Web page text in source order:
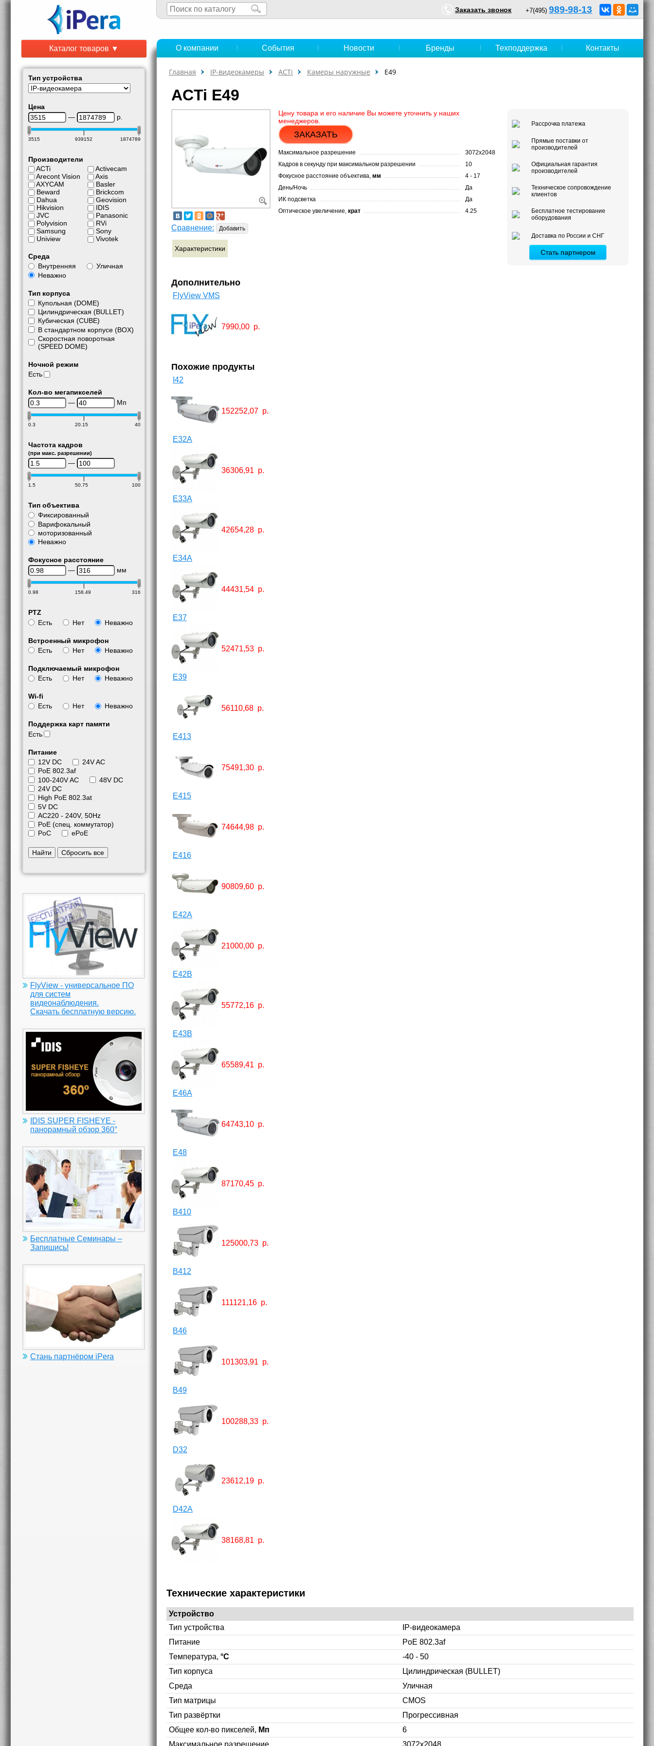
+7(495) 989-98-13
Заказать звонок
Каталог товаров ▼
Тип устройства
Цена
—
р.
3515 939152 1874789
Производители
ACTi
Arecont Vision
AXYCAM
Beward
Dahua
Hikvision
JVC
Polyvision
Samsung
Uniview
Activecam
Axis
Basler
Brickcom
Geovision
IDIS
Panasonic
RVi
Sony
Vivotek
Среда
Внутренняя
Уличная
Неважно
Тип корпуса
Купольная (DOME)
Цилиндрическая (BULLET)
Кубическая (CUBE)
В стандартном корпусе (BOX)
Скоростная поворотная
(SPEED DOME)
Ночной режим
Есть
Кол-во мегапикселей
—
Мп
0.3 20.15 40
Частота кадров
(при макс. разрешении)
—
1.5 50.75 100
Тип объектива
Фиксированный
Варифокальный
моторизованный
Неважно
Фокусное расстояние
—
мм
0.98 158.49 316
PTZ
Есть
Нет Неважно
Встроенный микрофон
Есть
Нет Неважно
Подключаемый микрофон
Есть
Нет Неважно
Wi-fi
Есть
Нет Неважно
Поддержка карт памяти
Есть
Питание
12V DC
24V AC
PoE 802.3af
100-240V AC
48V DC
24V DC
High PoE 802.3at
5V DC
АС220 - 240V, 50Hz
PoE (спец. коммутатор)
PoC
ePoE
Найти Сбросить все
FlyView - универсальное ПО
для систем
видеонаблюдения.
Скачать бесплатную версию.
IDIS SUPER FISHEYE -
панорамный обзор 360°
Бесплатные Семинары –
Запишись!
Стань партнёром iPera
О компании События Новости Бренды Техподдержка Контакты
Главная IP-видеокамеры ACTi Камеры наружные E49
ACTi E49
Сравнение: Добавить
Характеристики
Цену товара и его наличие Вы можете уточнить у наших
менеджеров.
ЗАКАЗАТЬ
Максимальное разрешение
3072x2048
Кадров в секунду при максимальном разрешении
10
Фокусное расстояние объектива, мм
4 - 17
День/Ночь
Да
ИК подсветка
Да
Оптическое увеличение, крат 4.25
Рассрочка платежа
Прямые поставки от
производителей
Официальная гарантия
производителей
Техническое сопровождение
клиентов
Бесплатное тестирование
оборудования
Доставка по России и СНГ
Стать партнером
Дополнительно
FlyView VMS
7990,00 р.
Похожие продукты
I42
152252,07 р.
E32A
36306,91 р.
E33A
42654,28 р.
E34A
44431,54 р.
E37
52471,53 р.
E39
56110,68 р.
E413
75491,30 р.
E415
74644,98 р.
E416
90809,60 р.
E42A
21000,00 р.
E42B
55772,16 р.
E43B
65589,41 р.
E46A
64743,10 р.
E48
87170,45 р.
B410
125000,73 р.
B412
111121,16 р.
B46
101303,91 р.
B49
100288,33 р.
D32
23612,19 р.
D42A
38168,81 р.
Технические характеристики
Устройство
Тип устройства
IP-видеокамера
Питание
PoE 802.3af
Температура, °C
-40 - 50
Тип корпуса
Цилиндрическая (BULLET)
Среда
Уличная
Тип матрицы
CMOS
Тип развёртки
Прогрессивная
Общее кол-во пикселей, Мп
6
Максимальное разрешение
3072x2048